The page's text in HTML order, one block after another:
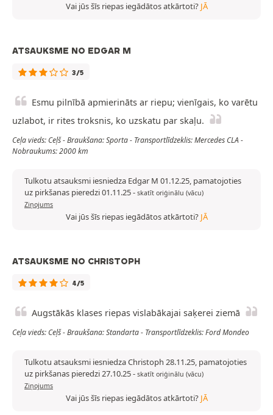
Vai jūs šīs riepas iegādātos atkārtoti? JĀ
ATSAUKSME NO EDGAR M
3/5
Esmu pilnībā apmierināts ar riepu; vienīgais, ko varētu
uzlabot, ir rites troksnis, ko uzskatu par skaļu.
Ceļa vieds: Ceļš - Braukšana: Sporta - Transportlīdzeklis: Mercedes CLA -
Nobraukums: 2000 km
Tulkotu atsauksmi iesniedza Edgar M 01.12.25, pamatojoties
uz pirkšanas pieredzi 01.11.25- skatīt oriģinālu (vācu)
Ziņojums
Vai jūs šīs riepas iegādātos atkārtoti? JĀ
ATSAUKSME NO CHRISTOPH
4/5
Augstākās klases riepas vislabākajai saķerei ziemā
Ceļa vieds: Ceļš - Braukšana: Standarta - Transportlīdzeklis: Ford Mondeo
Tulkotu atsauksmi iesniedza Christoph 28.11.25, pamatojoties
uz pirkšanas pieredzi 27.10.25- skatīt oriģinālu (vācu)
Ziņojums
Vai jūs šīs riepas iegādātos atkārtoti? JĀ